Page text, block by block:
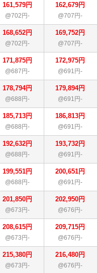
161,579円
@702円-
162,679円
@707円-
168,652円
@702円-
169,752円
@707円-
171,875円
@687円-
172,975円
@691円-
178,794円
@688円-
179,894円
@691円-
185,713円
@688円-
186,813円
@691円-
192,632円
@688円-
193,732円
@691円-
199,551円
@688円-
200,651円
@691円-
201,850円
@673円-
202,950円
@676円-
208,615円
@673円-
209,715円
@676円-
215,380円
@673円-
216,480円
@676円-